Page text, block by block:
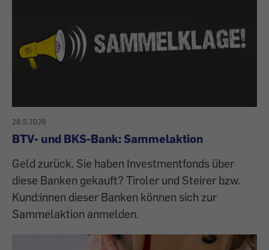
28.5.2026
BTV- und BKS-Bank: Sammelaktion
Geld zurück. Sie haben Investmentfonds über
diese Banken gekauft? Tiroler und Steirer bzw.
Kund:innen dieser Banken können sich zur
Sammelaktion anmelden.